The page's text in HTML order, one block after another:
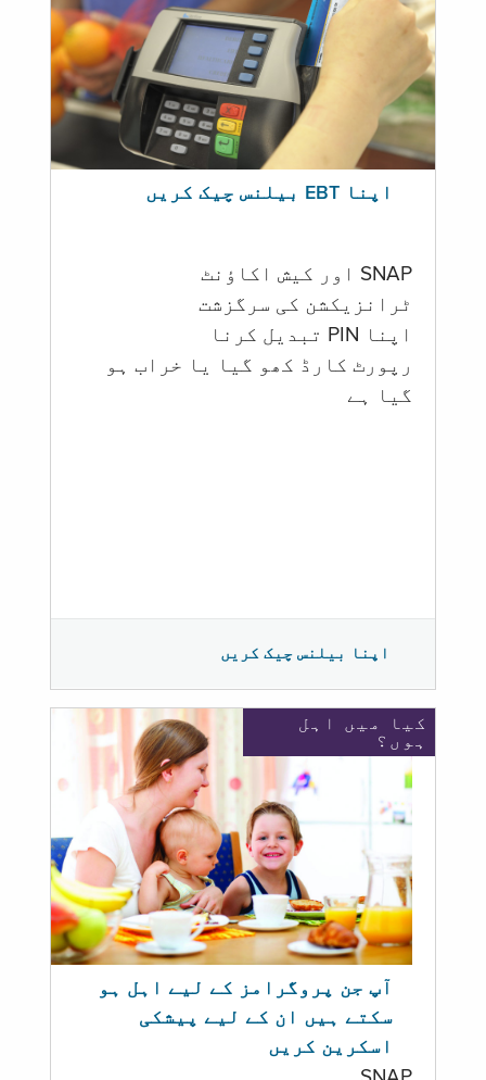
اپنا EBT بیلنس چیک کریں
SNAP اور کیش اکاؤنٹ
ٹرانزیکشن کی سرگزشت
اپنا PIN تبدیل کرنا
رپورٹ کارڈ کھو گیا یا خراب ہو
گيا ہے
اپنا بیلنس چیک کریں
کیا میں اہل
ہوں؟
آپ جن پروگرامز کے لیے اہل ہو
سکتے ہیں ان کے لیے پیشکی
اسکرین کریں